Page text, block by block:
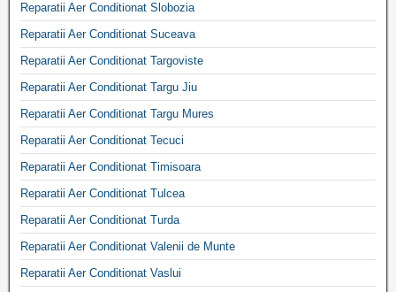
Reparatii Aer Conditionat Slobozia
Reparatii Aer Conditionat Suceava
Reparatii Aer Conditionat Targoviste
Reparatii Aer Conditionat Targu Jiu
Reparatii Aer Conditionat Targu Mures
Reparatii Aer Conditionat Tecuci
Reparatii Aer Conditionat Timisoara
Reparatii Aer Conditionat Tulcea
Reparatii Aer Conditionat Turda
Reparatii Aer Conditionat Valenii de Munte
Reparatii Aer Conditionat Vaslui